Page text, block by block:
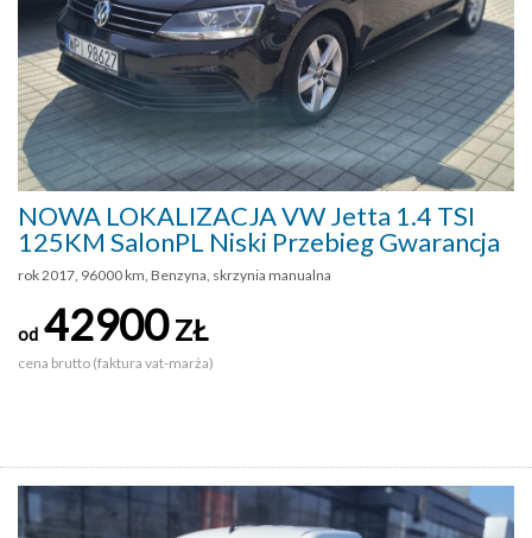
NOWA LOKALIZACJA VW Jetta 1.4 TSI
125KM SalonPL Niski Przebieg Gwarancja
rok 2017, 96000 km, Benzyna, skrzynia manualna
od 42900ZŁ
cena brutto (faktura vat-marża)